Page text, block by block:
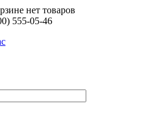
нет товаров
555-05-46